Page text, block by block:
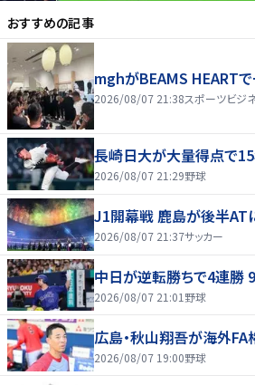
おすすめの記事
mghがBEAMS HEART
2026/08/07 21:38スポーツビジ
長崎日大が大量得点で
2026/08/07 21:29野球
J1開幕戦 鹿島が後半AT
2026/08/07 21:37サッカー
中日が逆転勝ちで4連勝
2026/08/07 21:01 野球
広島・秋山翔吾が海外FA
2026/08/07 19:00野球